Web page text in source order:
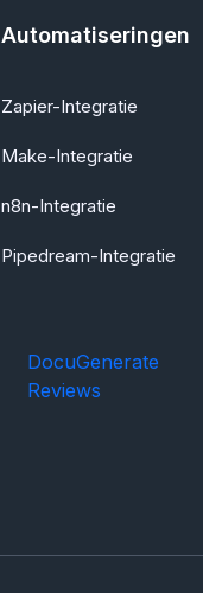
Automatiseringen
Zapier-Integratie
Make-Integratie
n8n-Integratie
Pipedream-Integratie
DocuGenerate
Reviews